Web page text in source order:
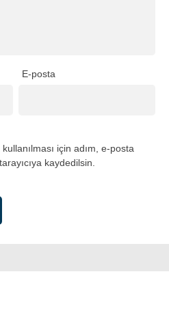
E-posta
için adım, e-posta
kaydedilsin.